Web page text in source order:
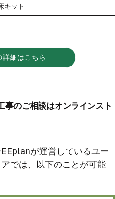
キット
詳細はこちら
事のご相談はオンラインスト
が運営しているユー
では、以下のことが可能